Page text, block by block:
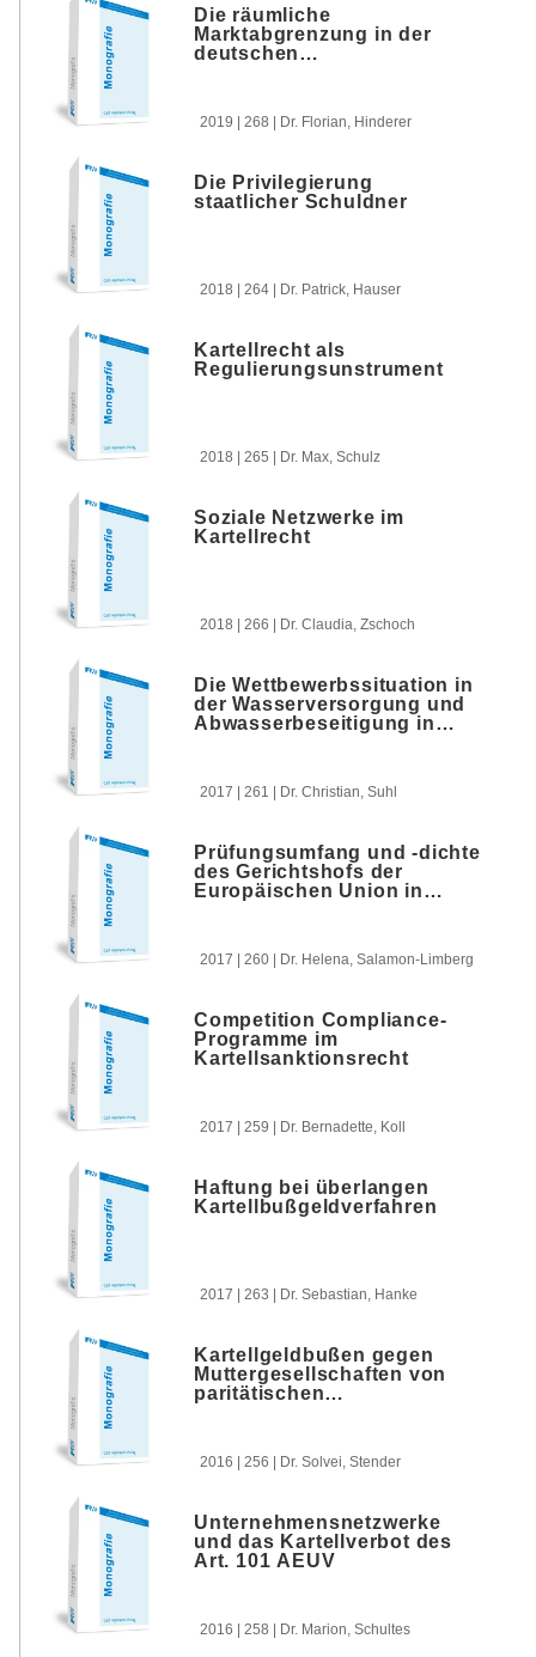
Die räumliche
Marktabgrenzung in der
deutschen
2019 | 268 | Dr. Florian, Hinderer
Die Privilegierung
staatlicher Schuldner
2018 | 264 | Dr. Patrick, Hauser
Kartellrecht als
Regulierungsunstrument
2018 | 265 | Dr. Max, Schulz
Soziale Netzwerke im
Kartellrecht
2018 | 266 | Dr. Claudia, Zschoch
Die Wettbewerbssituation in
der Wasserversorgung und
Abwasserbeseitigung in
Markteintrittsmöglichkeiten
2017 | 261 | Dr. Christian, Suhl
Prüfungsumfang und -dichte
des Gerichtshofs der
Europäischen Union in
Kontrolle ökonomischer
2017 | 260 | Dr. Helena, Salamon-Limberg
Competition Compliance-
Programme im
Kartellsanktionsrecht
2017 | 259 | Dr. Bernadette, Koll
Haftung bei überlangen
Kartellbußgeldverfahren
2017 | 263 | Dr. Sebastian, Hanke
Kartellgeldbußen gegen
Muttergesellschaften von
paritätischen
2016 | 256 | Dr. Solvei, Stender
Unternehmensnetzwerke
und das Kartellverbot des
Art. 101 AEUV
2016 | 258 | Dr. Marion, Schultes